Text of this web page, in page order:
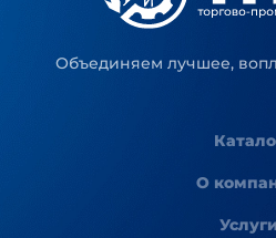
Объединяем лучшее,
О
Услуги